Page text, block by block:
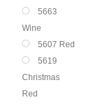
5663
Wine
5607 Red
5619
Christmas
Red